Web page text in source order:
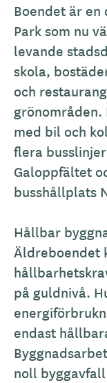
Boendet är en
Park som nu
levande
skola,
och
med bil och
flera
Galoppfältet
busshållplats
Hållbar
Äldreboendet
på guldnivå.
endast
noll